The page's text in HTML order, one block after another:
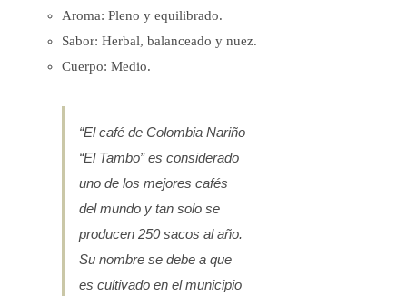
Aroma: Pleno y equilibrado.
Sabor: Herbal, balanceado y nuez.
Cuerpo: Medio.
“El café de Colombia Nariño
“El Tambo” es considerado
uno de los mejores cafés
del mundo y tan solo se
producen 250 sacos al año.
Su nombre se debe a que
es cultivado en el municipio